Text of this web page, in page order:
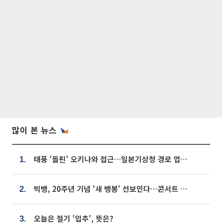
많이 본 뉴스
1. 태풍 '돌핀' 오키나와 접근…일본기상청 경로 업데이트
2. 빅뱅, 20주년 기념 '새 뱅봉' 선보인다⋯콘서트 앞두고 팝업 개최
3. 오늘은 절기 '입추', 뜻은?